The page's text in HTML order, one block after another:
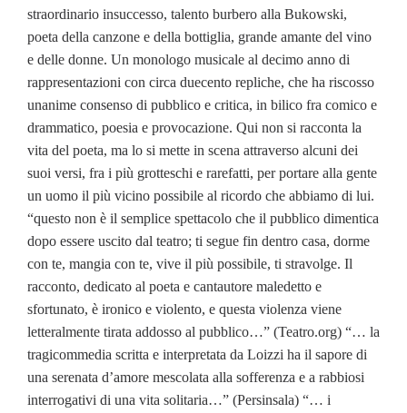
straordinario insuccesso, talento burbero alla Bukowski,
poeta della canzone e della bottiglia, grande amante del vino
e delle donne. Un monologo musicale al decimo anno di
rappresentazioni con circa duecento repliche, che ha riscosso
unanime consenso di pubblico e critica, in bilico fra comico e
drammatico, poesia e provocazione. Qui non si racconta la
vita del poeta, ma lo si mette in scena attraverso alcuni dei
suoi versi, fra i più grotteschi e rarefatti, per portare alla gente
un uomo il più vicino possibile al ricordo che abbiamo di lui.
“questo non è il semplice spettacolo che il pubblico dimentica
dopo essere uscito dal teatro; ti segue fin dentro casa, dorme
con te, mangia con te, vive il più possibile, ti stravolge. Il
racconto, dedicato al poeta e cantautore maledetto e
sfortunato, è ironico e violento, e questa violenza viene
letteralmente tirata addosso al pubblico…” (Teatro.org) “… la
tragicommedia scritta e interpretata da Loizzi ha il sapore di
una serenata d’amore mescolata alla sofferenza e a rabbiosi
interrogativi di una vita solitaria…” (Persinsala) “… i